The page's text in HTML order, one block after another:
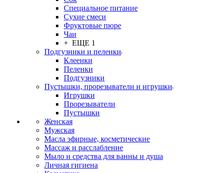
Специальное питание
Сухие смеси
Фруктовые пюре
Чаи
+ ЕЩЕ 1
Подгузники и пеленки
Клеенки
Пеленки
Подгузники
Пустышки, прорезыватели и игрушки
Игрушки
Прорезыватели
Пустышки
Женская
Мужская
Масла эфирные, косметические
Массаж и расслабление
Мыло и средства для ванны и душа
Личная гигиена